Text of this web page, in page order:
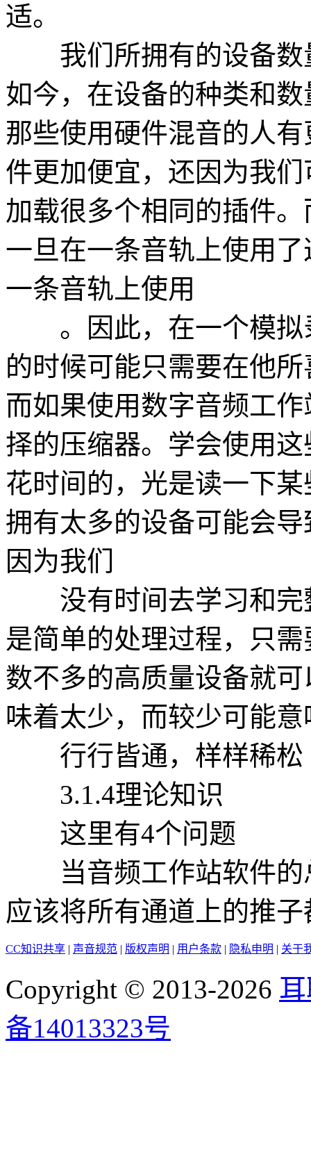
适。
我们所拥有的设备数
如今，在设备的种类和
那些使用硬件混音的人
件更加便宜，还因为我
加载很多个相同的插件
一旦在一条音轨上使用
一条音轨上使用
。因此，在一个模拟
的时候可能只需要在他
而如果使用数字音频工
择的压缩器。学会使用
花时间的，光是读一下
拥有太多的设备可能会
因为我们
没有时间去学习和完
是简单的处理过程，只
数不多的高质量设备就
味着太少，而较少可能
行行皆通，样样稀松
3.1.4理论知识
这里有4个问题
当音频工作站软件的
应该将所有通道上的推子
CC知识共享 | 声音规范 | 版权声明 | 用户条款 | 隐私申明 | 关于
Copyright © 2013-2026
备14013323号